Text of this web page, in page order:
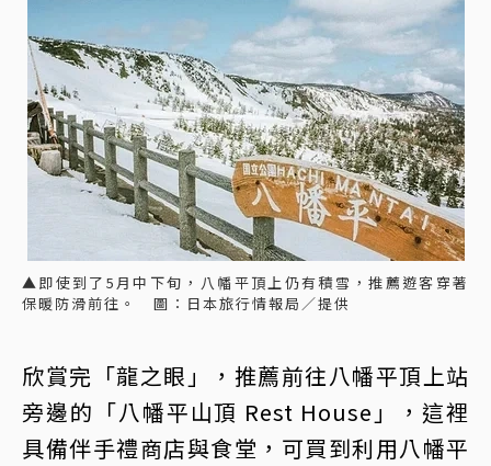
▲即使到了5月中下旬，八幡平頂上仍有積雪，推薦遊客穿著
保暖防滑前往。 圖：日本旅行情報局／提供
欣賞完「龍之眼」，推薦前往八幡平頂上站
旁邊的「八幡平山頂 Rest House」，這裡
具備伴手禮商店與食堂，可買到利用八幡平